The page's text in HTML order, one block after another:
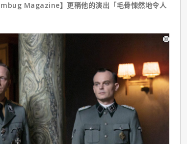
Magazine】更稱他的演出「毛骨悚然地令人